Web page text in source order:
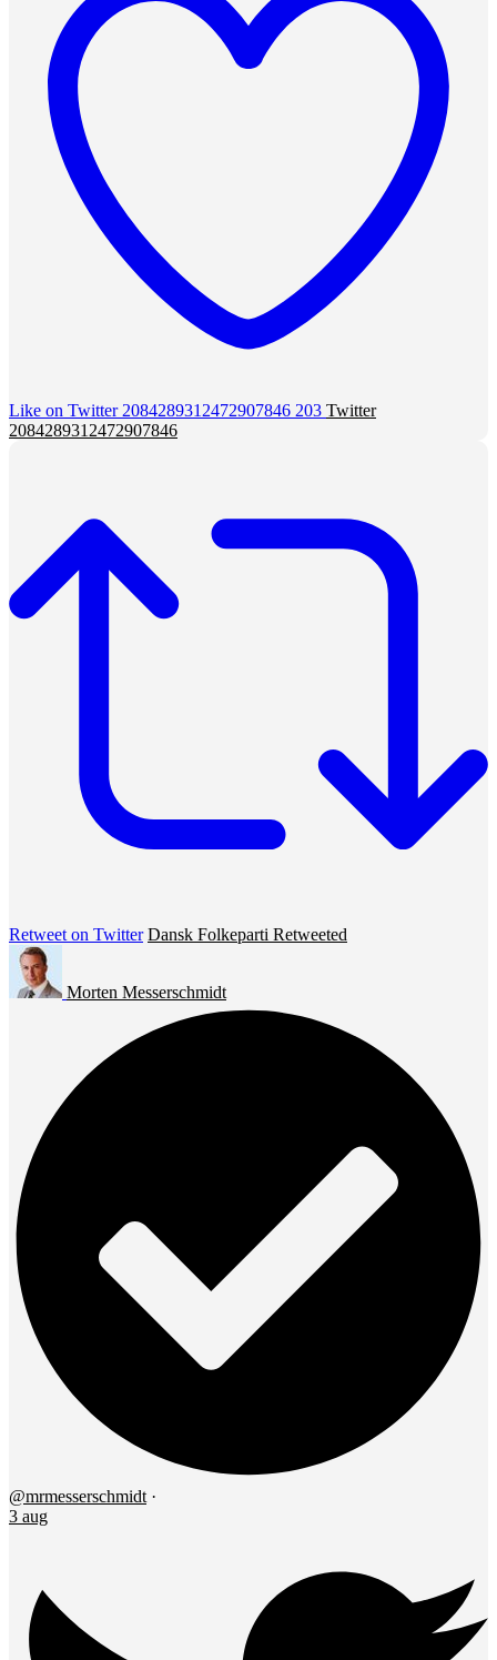
Like on Twitter 2084289312472907846 203 Twitter
2084289312472907846
Retweet on Twitter Dansk Folkeparti Retweeted
Morten Messerschmidt
@mrmesserschmidt ·
3 aug